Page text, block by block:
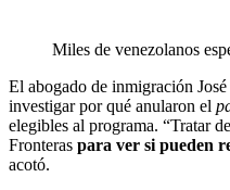
Miles de venezolanos
El abogado de inmigración
investigar por qué anularon el
elegibles al programa. “Tratar
Fronteras para ver si pueden
acotó.